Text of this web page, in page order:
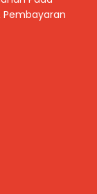
Pembayaran